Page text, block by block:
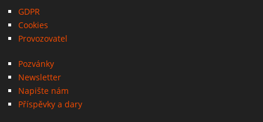
GDPR
Cookies
Provozovatel
Pozvánky
Newsletter
Napište nám
Příspěvky a dary